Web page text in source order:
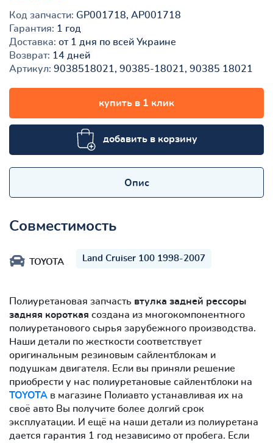
Код запчасти: GP001718, AP001718
Гарантия: 1 год
Доставка: от 1 дня по всей Украине
Возврат: 14 дней
Артикул: 9038518021, 90385-18021, 90385 18021
купить в 1 клик
добавить в корзину
Опис
Совместимость
TOYOTA Land Cruiser 100 1998-2007
Полиуретановая запчасть втулка задней рессоры
задняя короткая создана из многокомпонентного
полиуретанового сырья зарубежного производства.
Наши детали по жесткости соответствует
оригинальным резиновым сайлентблокам и
подушкам двигателя. Если вы приняли решение
приобрести у нас полиуретановые сайлентблоки на
TOYOTA в магазине Полиавто устанавливая их на
своё авто Вы получите более долгий срок
эксплуатации. И ещё на наши детали из полиуретана
дается гарантия 1 год независимо от пробега. Если